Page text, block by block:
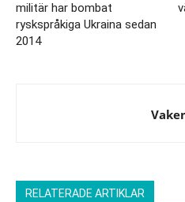
militär har bombat
ryskspråkiga Ukraina sedan
2014
RELATERADE ARTIKLAR